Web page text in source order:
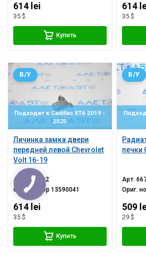
614 lei
35 $
Купить
614
35 $
Подходит к Cadillac XT6 2019 -
2025
Личинка замка двери
передней левой Chevrolet
Volt 16-19
Б/У
Арт.
417302
Ориг. номер13590041
614 lei
35 $
Купить
печки
Б/У
Арт.
Ориг.
509
29 $